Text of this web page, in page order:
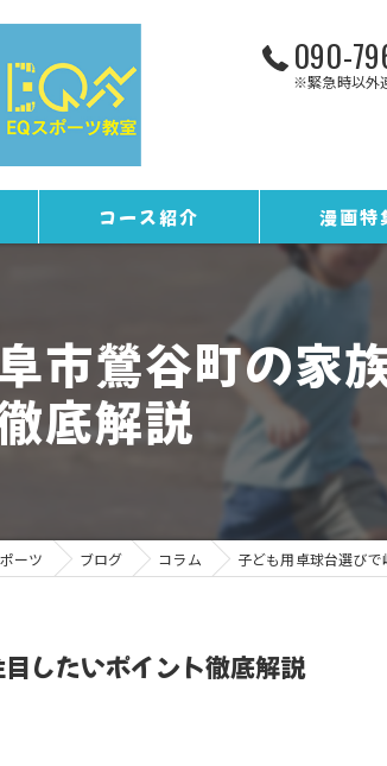
090-
※緊急時以外
コース紹介
野球コース
漫画特
市鶯谷町の家
底解説
ーツ ブログ コラム 子ども用卓球台選び
したいポイント徹底解説